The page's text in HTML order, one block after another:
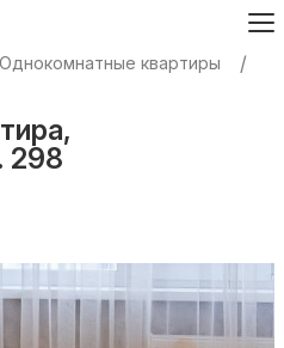
Однокомнатные квартиры
298